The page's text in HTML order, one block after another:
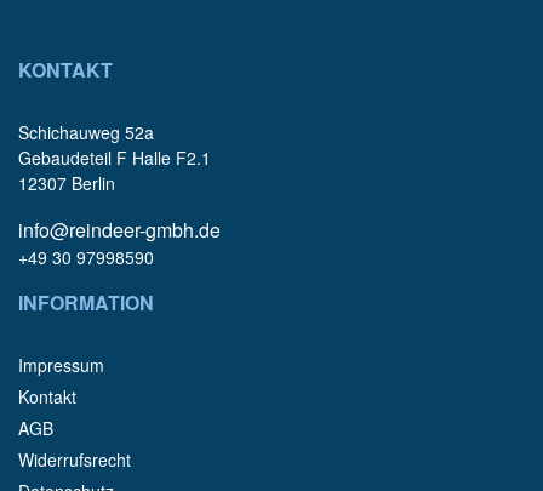
KONTAKT
Schichauweg 52a
Gebaudeteil F Halle F2.1
12307 Berlin
info@reindeer-gmbh.de
+49 30 97998590
INFORMATION
Impressum
Kontakt
AGB
Widerrufsrecht